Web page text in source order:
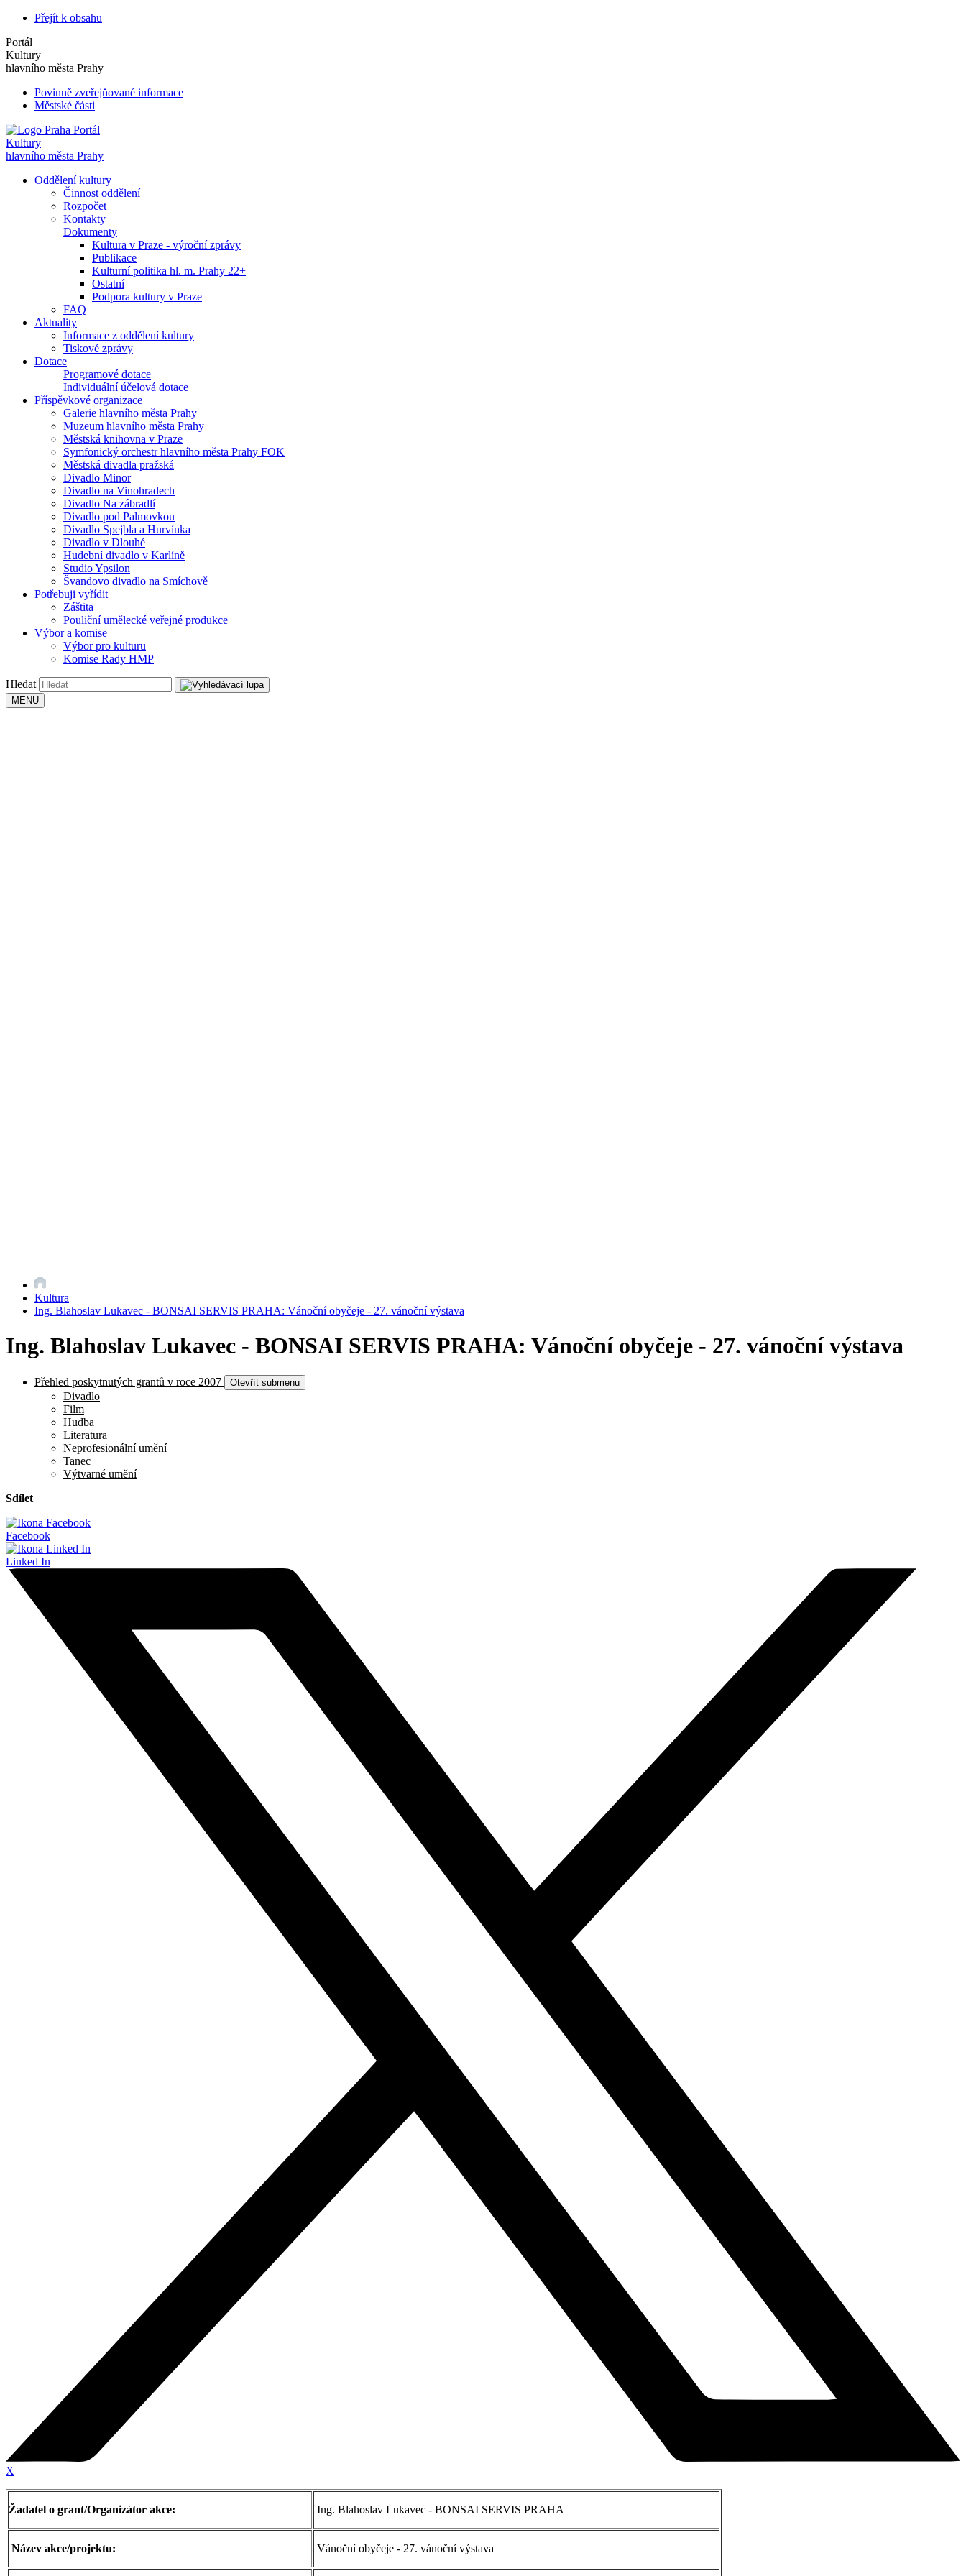
Přejít k obsahu
Portál
Kultury
hlavního města Prahy
Povinně zveřejňované informace
Městské části
Portál
Kultury
hlavního města Prahy
Oddělení kultury
Činnost oddělení
Rozpočet
Kontakty
Dokumenty
Kultura v Praze - výroční zprávy
Publikace
Kulturní politika hl. m. Prahy 22+
Ostatní
Podpora kultury v Praze
FAQ
Aktuality
Informace z oddělení kultury
Tiskové zprávy
Dotace
Programové dotace
Individuální účelová dotace
Příspěvkové organizace
Galerie hlavního města Prahy
Muzeum hlavního města Prahy
Městská knihovna v Praze
Symfonický orchestr hlavního města Prahy FOK
Městská divadla pražská
Divadlo Minor
Divadlo na Vinohradech
Divadlo Na zábradlí
Divadlo pod Palmovkou
Divadlo Spejbla a Hurvínka
Divadlo v Dlouhé
Hudební divadlo v Karlíně
Studio Ypsilon
Švandovo divadlo na Smíchově
Potřebuji vyřídit
Záštita
Pouliční umělecké veřejné produkce
Výbor a komise
Výbor pro kulturu
Komise Rady HMP
Hledat
MENU
Kultura
Ing. Blahoslav Lukavec - BONSAI SERVIS PRAHA: Vánoční obyčeje - 27. vánoční výstava
Ing. Blahoslav Lukavec - BONSAI SERVIS PRAHA: Vánoční obyčeje - 27. vánoční výstava
Přehled poskytnutých grantů v roce 2007 Otevřít submenu
Divadlo
Film
Hudba
Literatura
Neprofesionální umění
Tanec
Výtvarné umění
Sdílet
Facebook
Linked In
X
Žadatel o grant/Organizátor akce: Ing. Blahoslav Lukavec - BONSAI SERVIS PRAHA
Název akce/projektu: Vánoční obyčeje - 27. vánoční výstava